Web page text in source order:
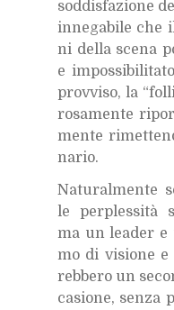
sod­di­sfa­zio­ne
in­ne­ga­bi­le che
ni del­la sce­na
e
prov­vi­so, la
ro­sa­men­te
men­te
na­rio.
Na­tu­ral­men­te
le per­ples­si­tà
ma un lea­der
mo di vi­sio­ne
reb­be­ro un
ca­sio­ne, sen­za